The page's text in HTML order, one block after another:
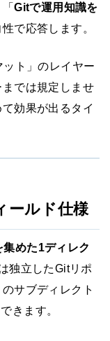
「Gitで運用知識を
で応答します。
ト」のレイヤー
では規定しませ
効果が出るタイ
ールド仕様
めた1ディレク
独立したGitリポ
サブディレクト
きます。